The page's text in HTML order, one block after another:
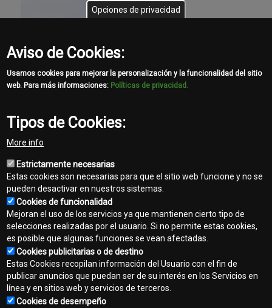
Footer
menu
Contacto
Mapa del sitio
Opciones de privacidad
Aviso de Cookies:
Usamos cookies para mejorar la personalización y la funcionalidad del sitio
web. Para más informaciones: Políticas de privacidad.
Tipos de Cookies:
More info
Estrictamente necesarias
Estas cookies son necesarias para que el sitio web funcione y no se
pueden desactivar en nuestros sistemas.
Cookies de funcionalidad
Mejoran el uso de los servicios ya que mantienen cierto tipo de
selecciones realizadas por el usuario. Si no permite estas cookies,
es posible que algunas funciones se vean afectadas.
Cookies publicitarias o de destino
Estas Cookies recopilan información del Usuario con el fin de
publicar anuncios que puedan ser de su interés en los Servicios en
línea y en sitios web y servicios de terceros.
Cookies de desempeño